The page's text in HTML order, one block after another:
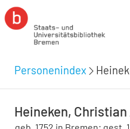
Personenindex
Heineken, Christian